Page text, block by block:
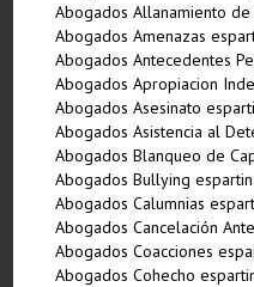
Abogados Allanamiento
Abogados Amenazas
Abogados Antecedentes
Abogados Apropiacion
Abogados Asesinato
Abogados Asistencia al
Abogados Blanqueo de
Abogados Bullying
Abogados Calumnias
Abogados Cancelación
Abogados Coacciones
Abogados Cohecho